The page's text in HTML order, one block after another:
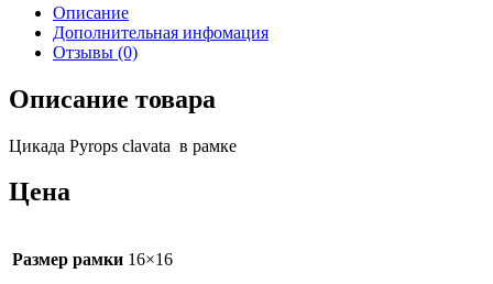
Описание
Дополнительная инфомация
Отзывы (0)
Описание товара
Цикада Pyrops clavata в рамке
Цена
Размер рамки 16×16